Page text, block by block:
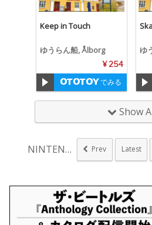
Keep in Touch
ゆうらん船, Ålborg
¥ 254
でみる
ゆ
Show
NINTENDO64... Prev Latest